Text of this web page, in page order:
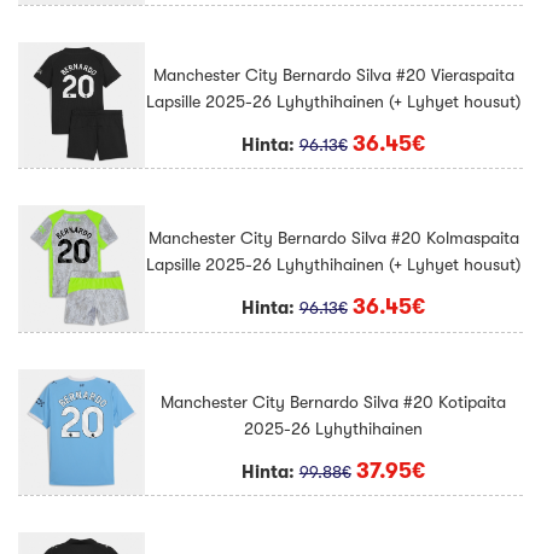
Manchester City Bernardo Silva #20 Vieraspaita
Lapsille 2025-26 Lyhythihainen (+ Lyhyet housut)
Hinta:96.13€ 36.45€
Manchester City Bernardo Silva #20 Kolmaspaita
Lapsille 2025-26 Lyhythihainen (+ Lyhyet housut)
Hinta:96.13€ 36.45€
Manchester City Bernardo Silva #20 Kotipaita
2025-26 Lyhythihainen
Hinta:99.88€ 37.95€